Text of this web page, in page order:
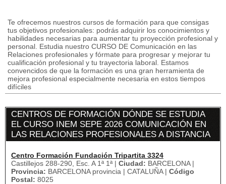
Te ofrecemos nuestros cursos de formación para que consigas
tus objetivos profesionales: podrás adquirir los conocimientos y
habilidades necesarias para aumentar tu proyección profesional y
personal. Estudia nuestro CURSO DE Comunicación en las
Relaciones profesionales y fórmate para progresar y mejorar tu
cualificación profesional y tu trayectoria laboral. Estamos
convencidos de que la formación es una gran herramienta de
mejora profesional especialmente necesaria en estos tiempos
difíciles
CENTROS DE FORMACIÓN DÓNDE SE ESTUDIA
EL CURSO INEM SEPE 2026 COMUNICACIÓN EN
LAS RELACIONES PROFESIONALES A DISTANCIA
Centro Formación Fundación Tripartita 3324
Castillejos 288-290, Esc. A 1ª 1ª | Ciudad: BARCELONA |
Provincia: BARCELONA provincia | CATALUÑA | Código
Postal: 8025